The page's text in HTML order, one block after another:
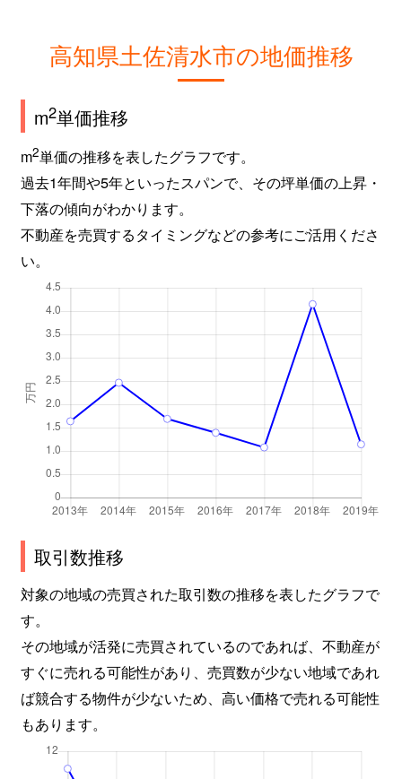
高知県土佐清水市の地価推移
m2単価推移
m2単価の推移を表したグラフです。
過去1年間や5年といったスパンで、その坪単価の上昇・
下落の傾向がわかります。
不動産を売買するタイミングなどの参考にご活用くださ
い。
取引数推移
対象の地域の売買された取引数の推移を表したグラフで
す。
その地域が活発に売買されているのであれば、不動産が
すぐに売れる可能性があり、売買数が少ない地域であれ
ば競合する物件が少ないため、高い価格で売れる可能性
もあります。